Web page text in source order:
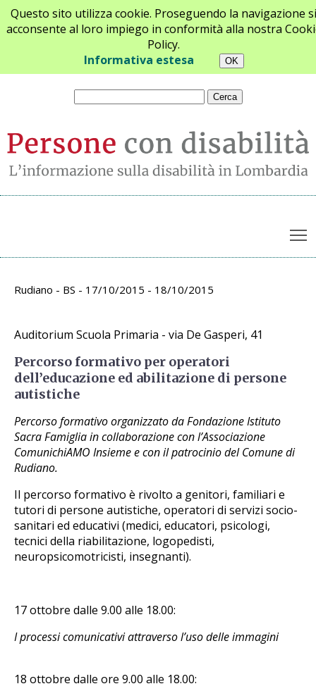
Questo sito utilizza cookie. Proseguendo la navigazione si
acconsente al loro impiego in conformità alla nostra
Policy.
Informativa estesa
Chi siamo Newsletter Contatti
Archivio appuntamenti
Rudiano - BS - 17/10/2015 - 18/10/2015
Auditorium Scuola Primaria - via De Gasperi, 41
Percorso formativo per operatori
dell’educazione ed abilitazione di persone
autistiche
Percorso formativo organizzato da Fondazione Istituto
Sacra Famiglia in collaborazione con l’Associazione
ComunichiAMO Insieme e con il patrocinio del Comune di
Rudiano.
Il percorso formativo è rivolto a genitori, familiari e
tutori di persone autistiche, operatori di servizi socio-
sanitari ed educativi (medici, educatori, psicologi,
tecnici della riabilitazione, logopedisti,
neuropsicomotricisti, insegnanti).
17 ottobre dalle 9.00 alle 18.00:
I processi comunicativi attraverso l’uso delle immagini
18 ottobre dalle ore 9.00 alle 18.00: